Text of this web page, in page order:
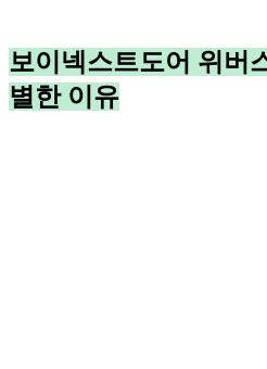
보이넥스트도어 위버
별한 이유